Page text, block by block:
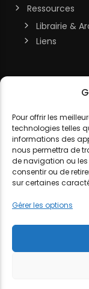
Pour offrir les
technologies telles
informations des
nous permettra de
de navigation ou les
consentir ou de
sur certaines
Gérer les options
Ressources
Librairie &
Liens
MON COMPTE
Contact
DJ LITTLE
CONFIDENTIALITÉ